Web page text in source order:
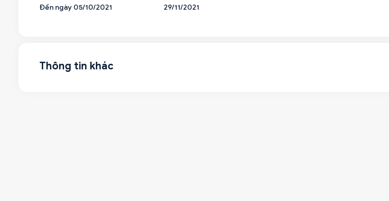
Đến ngày 05/10/2021
29/11/2021
Thông tin khác